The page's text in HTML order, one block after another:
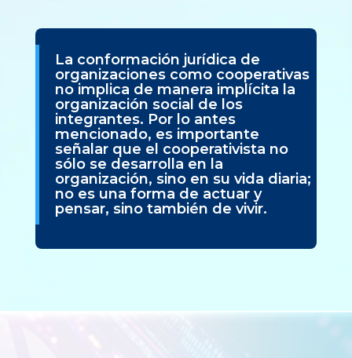
La conformación jurídica de
organizaciones como cooperativas
no implica de manera implícita la
organización social de los
integrantes. Por lo antes
mencionado, es importante
señalar que el cooperativista no
sólo se desarrolla en la
organización, sino en su vida diaria;
no es una forma de actuar y
pensar, sino también de vivir.